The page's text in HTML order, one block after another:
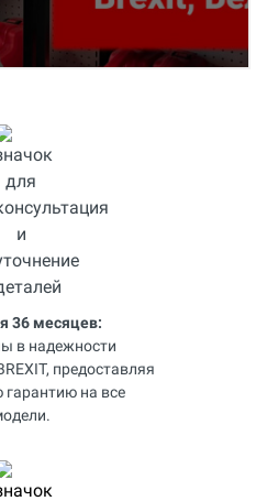
36 месяцев:
в надежности
предоставляя
гарантию на все